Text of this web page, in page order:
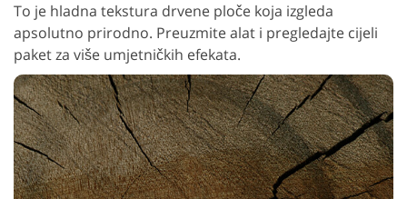
To je hladna tekstura drvene ploče koja izgleda
apsolutno prirodno. Preuzmite alat i pregledajte cijeli
paket za više umjetničkih efekata.